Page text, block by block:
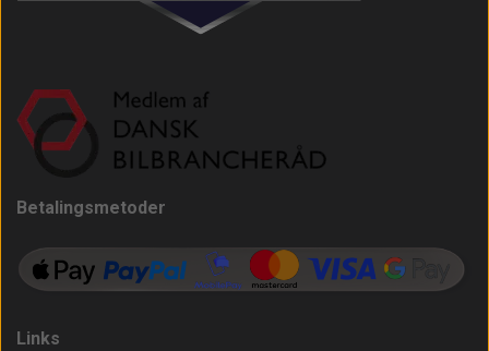
Betalingsmetoder
Links